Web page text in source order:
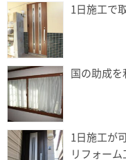
1日施工で
国の助成
1日施工が
リフォーム